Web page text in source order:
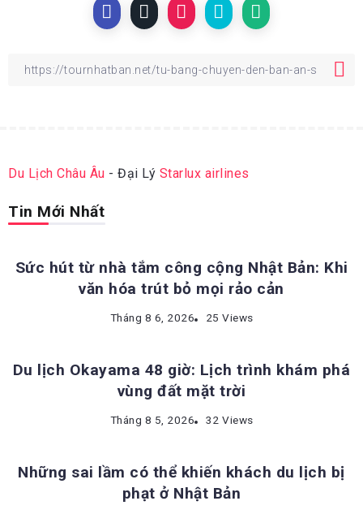
Du Lịch Châu Âu - Đại Lý Starlux airlines
Tin Mới Nhất
Sức hút từ nhà tắm công cộng Nhật Bản: Khi
văn hóa trút bỏ mọi rảo cản
Tháng 8 6, 2026 25 Views
ĐỊA ĐIỂM DU LỊCH NHẬT BẢN
Du lịch Okayama 48 giờ: Lịch trình khám phá
vùng đất mặt trời
Tháng 8 5, 2026 32 Views
KINH NGHIỆM DU LỊCH NHẬT BẢN
Những sai lầm có thể khiến khách du lịch bị
phạt ở Nhật Bản